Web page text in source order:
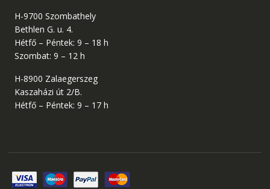
H-9700 Szombathely
Bethlen G. u. 4.
Hétfő – Péntek: 9 – 18 h
Szombat: 9 – 12 h
H-8900 Zalaegerszeg
Kaszaházi út 2/B.
Hétfő – Péntek: 9 – 17 h